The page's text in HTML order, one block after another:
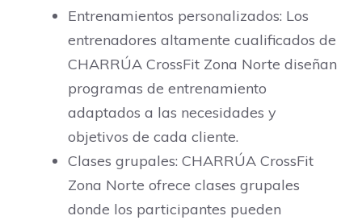
Entrenamientos personalizados: Los
entrenadores altamente cualificados de
CHARRÚA CrossFit Zona Norte diseñan
programas de entrenamiento
adaptados a las necesidades y
objetivos de cada cliente.
Clases grupales: CHARRÚA CrossFit
Zona Norte ofrece clases grupales
donde los participantes pueden